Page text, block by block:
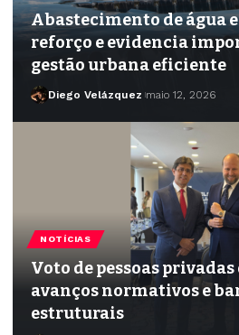
Abastecimento de água
reforço e evidencia
gestão urbana eficiente
Diego Velázquez maio 12, 2026
NOTÍCIAS
Voto de pessoas
avanços normativos e
estruturais